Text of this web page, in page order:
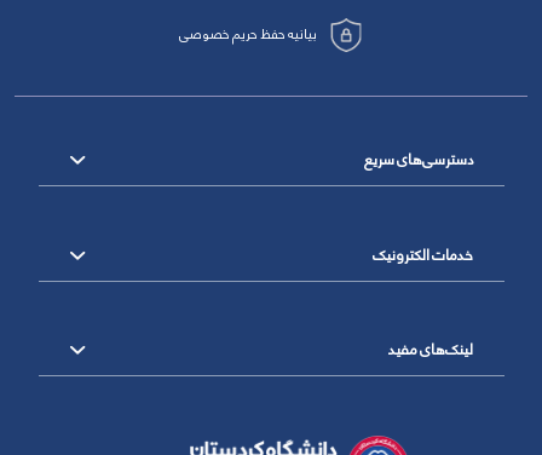
بیانیه حفظ حریم خصوصی
دسترسی‌های سریع
خدمات الکترونیک
لینک‌های مفید